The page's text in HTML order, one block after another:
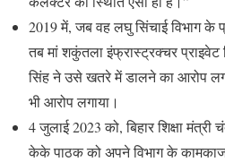
2019 में, जब वह लघु सिंचाई विभाग
तब मां शकुंतला इंफ्रास्ट्रक्चर
सिंह ने उसे खतरे में डालने का आरोप
भी आरोप लगाया।
4 जुलाई 2023 को, बिहार शिक्षा
केके पाठक को अपने विभाग के